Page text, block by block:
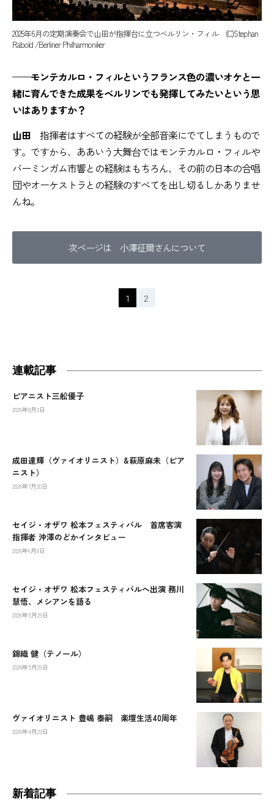
2025年6月の定期演奏会で山田が指揮台に立つベルリン・フィル (C)Stephan
Rabold /Berliner Philharmoniker
——モンテカルロ・フィルというフランス色の濃いオケと一
緒に育んできた成果をベルリンでも発揮してみたいという思
いはありますか？
山田 指揮者はすべての経験が全部音楽にでてしまうもので
す。ですから、ああいう大舞台ではモンテカルロ・フィルや
バーミンガム市響との経験はもちろん、その前の日本の合唱
団やオーケストラとの経験のすべてを出し切るしかありませ
んね。
次ページは 小澤征爾さんについて
1 2
連載記事
ピアニスト三舩優子
2026年8月3日
成田達輝（ヴァイオリニスト）&萩原麻未（ピア
ニスト）
2026年7月20日
セイジ・オザワ 松本フェスティバル 首席客演
指揮者 沖澤のどかインタビュー
2026年6月8日
セイジ・オザワ 松本フェスティバルへ出演 務川
慧悟、メシアンを語る
2026年5月29日
錦織 健（テノール）
2026年5月29日
ヴァイオリニスト 豊嶋 泰嗣 楽壇生活40周年
2026年4月23日
新着記事